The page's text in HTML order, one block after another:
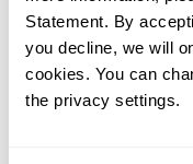
Statement. By
you decline, we will
cookies. You can
the privacy settings.